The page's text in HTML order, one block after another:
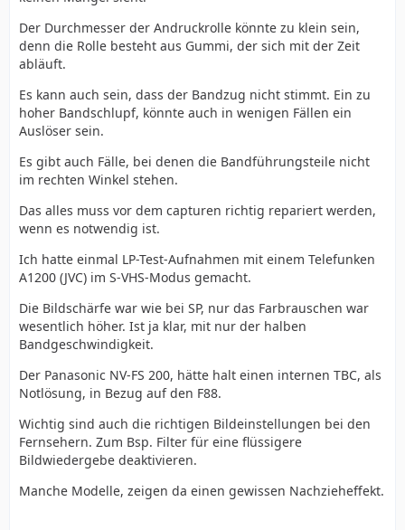
Der Durchmesser der Andruckrolle könnte zu klein sein,
denn die Rolle besteht aus Gummi, der sich mit der Zeit
abläuft.
Es kann auch sein, dass der Bandzug nicht stimmt. Ein zu
hoher Bandschlupf, könnte auch in wenigen Fällen ein
Auslöser sein.
Es gibt auch Fälle, bei denen die Bandführungsteile nicht
im rechten Winkel stehen.
Das alles muss vor dem capturen richtig repariert werden,
wenn es notwendig ist.
Ich hatte einmal LP-Test-Aufnahmen mit einem Telefunken
A1200 (JVC) im S-VHS-Modus gemacht.
Die Bildschärfe war wie bei SP, nur das Farbrauschen war
wesentlich höher. Ist ja klar, mit nur der halben
Bandgeschwindigkeit.
Der Panasonic NV-FS 200, hätte halt einen internen TBC, als
Notlösung, in Bezug auf den F88.
Wichtig sind auch die richtigen Bildeinstellungen bei den
Fernsehern. Zum Bsp. Filter für eine flüssigere
Bildwiedergebe deaktivieren.
Manche Modelle, zeigen da einen gewissen Nachzieheffekt.